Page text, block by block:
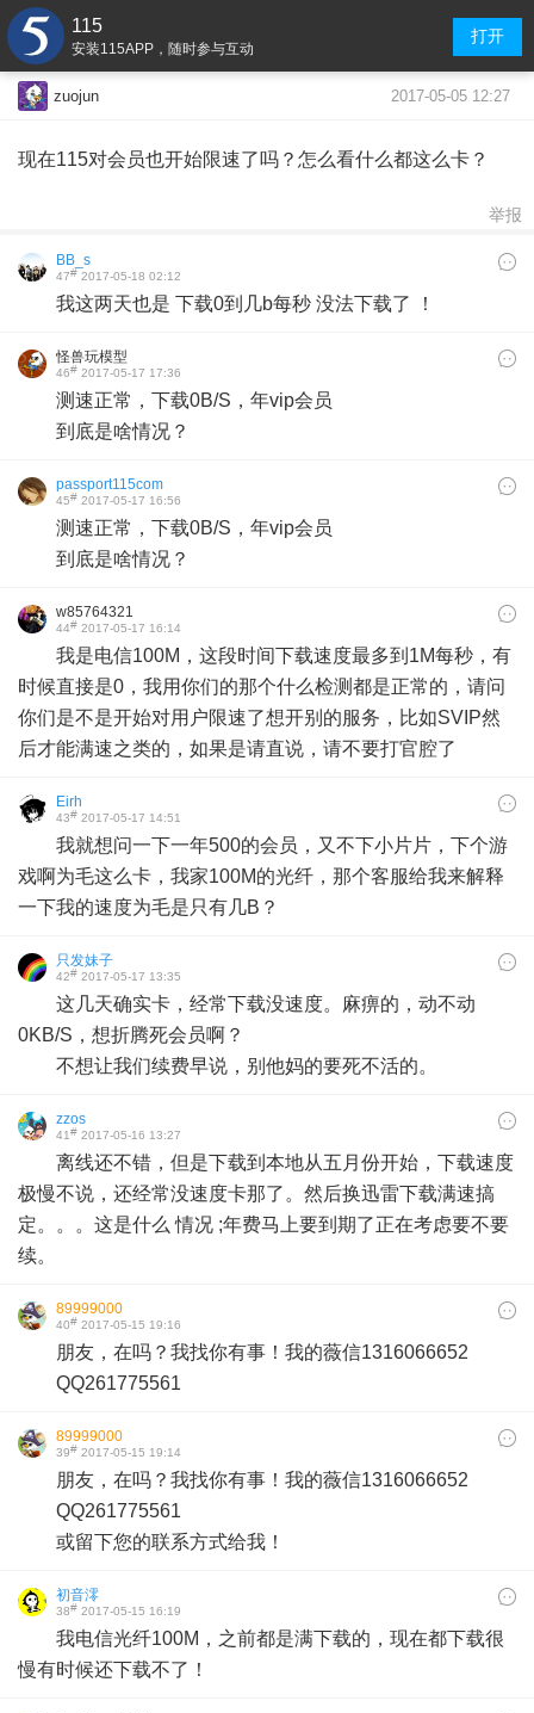
115
安装115APP，随时参与互动
打开
zuojun 2017-05-05 12:27
现在115对会员也开始限速了吗？怎么看什么都这么卡？
举报
BB_s
47# 2017-05-18 02:12
我这两天也是 下载0到几b每秒 没法下载了 ！
怪兽玩模型
46# 2017-05-17 17:36
测速正常，下载0B/S，年vip会员
到底是啥情况？
passport115com
45# 2017-05-17 16:56
测速正常，下载0B/S，年vip会员
到底是啥情况？
w85764321
44# 2017-05-17 16:14
我是电信100M，这段时间下载速度最多到1M每秒，有
时候直接是0，我用你们的那个什么检测都是正常的，请问
你们是不是开始对用户限速了想开别的服务，比如SVIP然
后才能满速之类的，如果是请直说，请不要打官腔了
Eirh
43# 2017-05-17 14:51
我就想问一下一年500的会员，又不下小片片，下个游
戏啊为毛这么卡，我家100M的光纤，那个客服给我来解释
一下我的速度为毛是只有几B？
只发妹子
42# 2017-05-17 13:35
这几天确实卡，经常下载没速度。麻痹的，动不动
0KB/S，想折腾死会员啊？
不想让我们续费早说，别他妈的要死不活的。
zzos
41# 2017-05-16 13:27
离线还不错，但是下载到本地从五月份开始，下载速度
极慢不说，还经常没速度卡那了。然后换迅雷下载满速搞
定。。。这是什么 情况 ;年费马上要到期了正在考虑要不要
续。
89999000
40# 2017-05-15 19:16
朋友，在吗？我找你有事！我的薇信1316066652
QQ261775561
89999000
39# 2017-05-15 19:14
朋友，在吗？我找你有事！我的薇信1316066652
QQ261775561
或留下您的联系方式给我！
初音澪
38# 2017-05-15 16:19
我电信光纤100M，之前都是满下载的，现在都下载很
慢有时候还下载不了！